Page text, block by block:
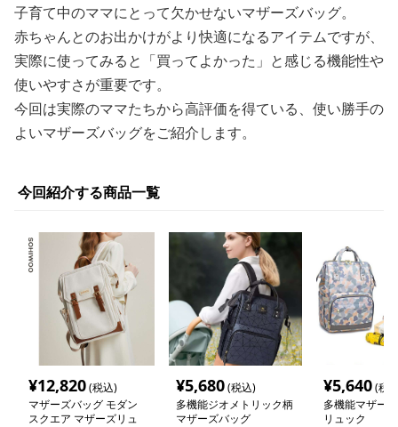
子育て中のママにとって欠かせないマザーズバッグ。
赤ちゃんとのお出かけがより快適になるアイテムですが、
実際に使ってみると「買ってよかった」と感じる機能性や
使いやすさが重要です。
今回は実際のママたちから高評価を得ている、使い勝手の
よいマザーズバッグをご紹介します。
今回紹介する商品一覧
¥12,820(税込)
マザーズバッグ モダン
スクエア マザーズリュ
¥5,680(税込)
多機能ジオメトリック柄
マザーズバッグ
¥5,640(税
多機能マザー
リュック